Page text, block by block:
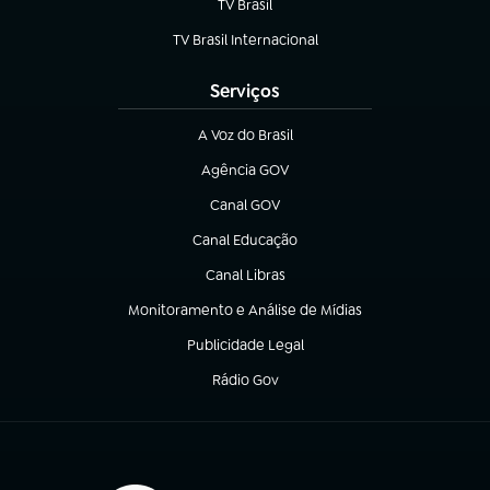
TV Brasil
(abre em nova aba)
TV Brasil Internacional
(abre em nova aba)
Serviços
A Voz do Brasil
(abre em nova aba)
Agência GOV
(abre em nova aba)
Canal GOV
(abre em nova aba)
Canal Educação
(abre em nova aba)
Canal Libras
(abre em nova aba)
Monitoramento e Análise de Mídias
(abre em nova aba)
Publicidade Legal
(abre em nova aba)
Rádio Gov
(abre em nova aba)